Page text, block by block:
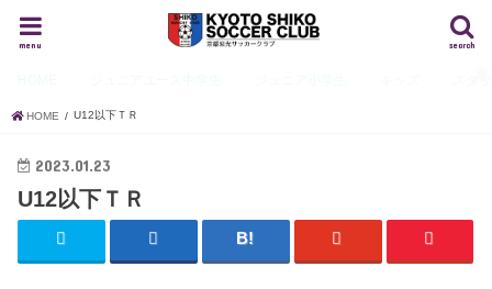
search
menu
HOME U12以下ＴＲ
2023.01.23
U12以下ＴＲ